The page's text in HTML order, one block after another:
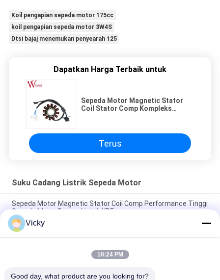
Koil pengapian sepeda motor 175cc
koil pengapian sepeda motor 3W4S
Dtsi bajaj menemukan penyearah 125
Dapatkan Harga Terbaik untuk
Sepeda Motor Magnetic Stator
Coil Stator Comp Kompleks
Terus
Suku Cadang Listrik Sepeda Motor
Sepeda Motor Magnetic Stator Coil Comp Performance Tinggi
Sepeda Motor Bagian Listrik KRF
Konektor Relay Sepeda Motor Listrik Kriss 100 untuk Pembeli
B2B Kinerja Baik Pria 6.3mm
Relay pemutar listrik sepeda motor untuk NOUVO Pin konektor
Vicky
10:24 PM
Good day, what product are you looking for?